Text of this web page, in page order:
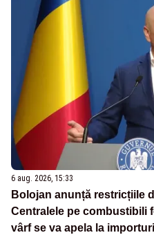
6 aug. 2026, 15:33
Bolojan anunță restricțiile
Centralele pe combustibili
vârf se va apela la